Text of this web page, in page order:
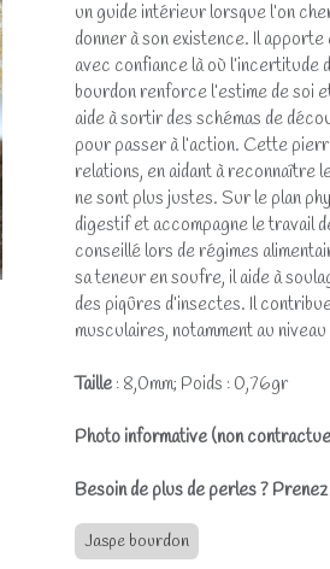
un guide intérieur lorsque l’on
donner à son existence. Il
avec confiance là où l’incertitude
bourdon renforce l’estime de soi
aide à sortir des schémas de
pour passer à l’action. Cette
relations, en aidant à reconnaître
ne sont plus justes. Sur le plan
digestif et accompagne le travail
conseillé lors de régimes
sa teneur en soufre, il aide à
des piqûres d’insectes. Il
musculaires, notamment au
Taille : 8,0mm; Poids : 0,76gr
Photo informative (non
Besoin de plus de perles ?
Jaspe bourdon